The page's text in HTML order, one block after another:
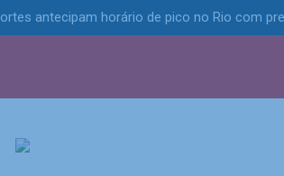
antecipam horário de pico no Rio com
retido no Irã e
na estreia no